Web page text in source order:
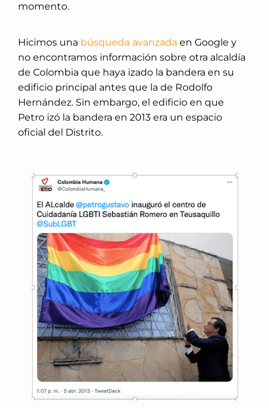
momento.
Hicimos una búsqueda avanzada en Google y
no encontramos información sobre otra alcaldía
de Colombia que haya izado la bandera en su
edificio principal antes que la de Rodolfo
Hernández. Sin embargo, el edificio en que
Petro izó la bandera en 2013 era un espacio
oficial del Distrito.